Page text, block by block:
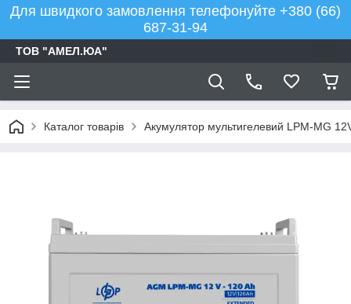
Для швидкого замовлення телефонуйте +380 (66)
687-31-94
ТОВ "АМЕЛ.ЮА"
Каталог товарів Акумулятор мультигелевий LPM-MG